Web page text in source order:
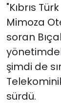
"Kıbrıs
Mimoza
soran
şimdi de
sürdü.